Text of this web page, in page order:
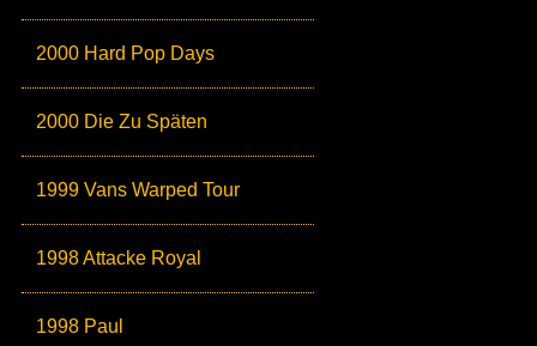
2000 Hard Pop Days
2000 Die Zu Späten
1999 Vans Warped Tour
1998 Attacke Royal
1998 Paul